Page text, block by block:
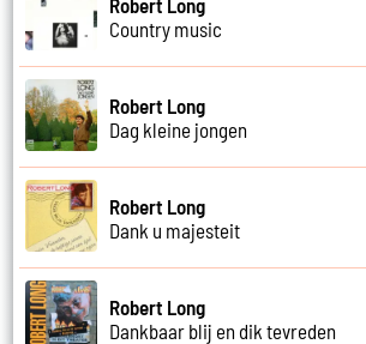
Country music
Robert Long
Dag kleine jongen
Robert Long
Dank u majesteit
Robert Long
Dankbaar blij en dik tevreden